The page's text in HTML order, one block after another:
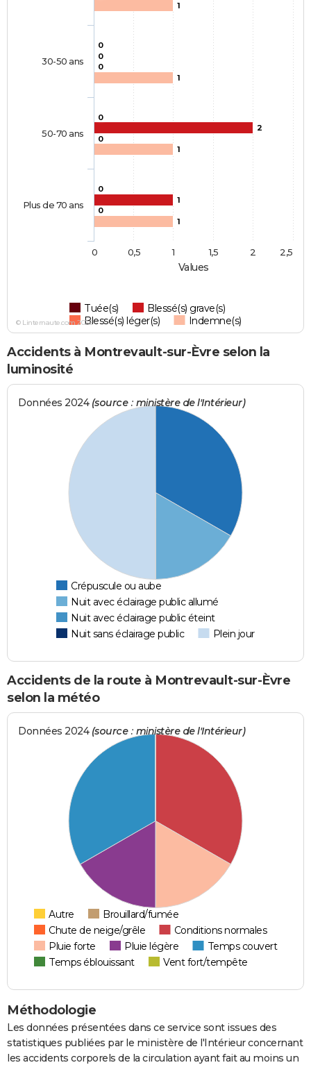
Values
0
0
0
0
2
1
0
0
0
1
1
1
1
Tuée(s)
Blessé(s) grave(s)
Blessé(s) léger(s)
Indemne(s)
30-50 ans
50-70 ans
Plus de 70 ans
0 0,5 1 1,5 2 2,5
© Linternaute.com 2026
Accidents à Montrevault-sur-Èvre selon la
luminosité
Données 2024 (source : ministère de l'Intérieur)
Crépuscule ou aube
Nuit avec éclairage public allumé
Nuit avec éclairage public éteint
Nuit sans éclairage public
Plein jour
Accidents de la route à Montrevault-sur-Èvre
selon la météo
Données 2024 (source : ministère de l'Intérieur)
Autre
Brouillard/fumée
Chute de neige/grêle
Conditions normales
Pluie forte
Pluie légère
Temps couvert
Temps éblouissant
Vent fort/tempête
Méthodologie
Les données présentées dans ce service sont issues des
statistiques publiées par le ministère de l'Intérieur concernant
les accidents corporels de la circulation ayant fait au moins un